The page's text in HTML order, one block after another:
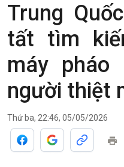
Giới thiệu
Trung
tất tìm
máy pháo
người thiệt
Thứ ba, 22:46, 05/05/2026